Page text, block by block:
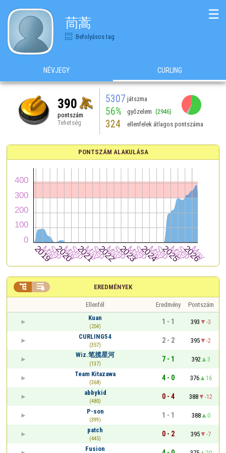
茼蒿
Befolyásos tag
☰
NÉVJEGY CURLING
390
pontszám
Tehetség
5307 játszma
56% győzelem (2946)
324 ellenfelek átlagos pontszáma
PONTSZÁM ALAKULÁSA
EREDMÉNYEK
 
Ellenfél Eredmény
Pontszám
Kuan
(254)
1 - 1 393
-3
CURLING54
(357)
2 - 2 395
-2
Wiz.笔揽星河
(137)
7 - 1 392
3
Team Kitazawa
(368)
4 - 0 376
16
abbykid
(480)
0 - 4 388
-12
P-son
(399)
1 - 1 388
0
patch
(445)
0 - 2 395
-7
Fusion